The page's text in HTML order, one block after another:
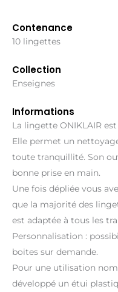
Contenance
10 lingettes
Collection
Enseignes
Informations
La lingette ONIKLAIR
Elle permet un
toute tranquillité. Son
bonne prise en main.
Une fois dépliée vous
que la majorité des
est adaptée à tous les
Personnalisation :
boites sur demande.
Pour une utilisation
développé un étui